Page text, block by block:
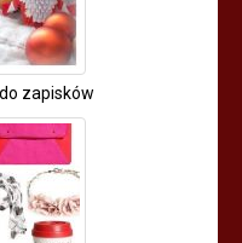
zapisków